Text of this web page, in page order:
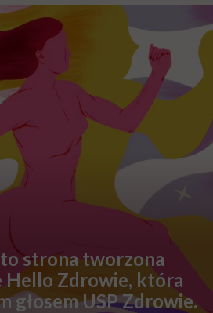
strona tworzona
Hello Zdrowie, która
głosem USP Zdrowie.